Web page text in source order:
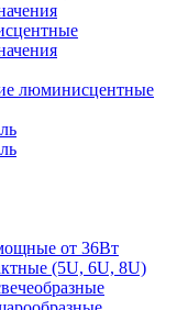
люминисцентные
от 36Вт
(5U, 6U, 8U)